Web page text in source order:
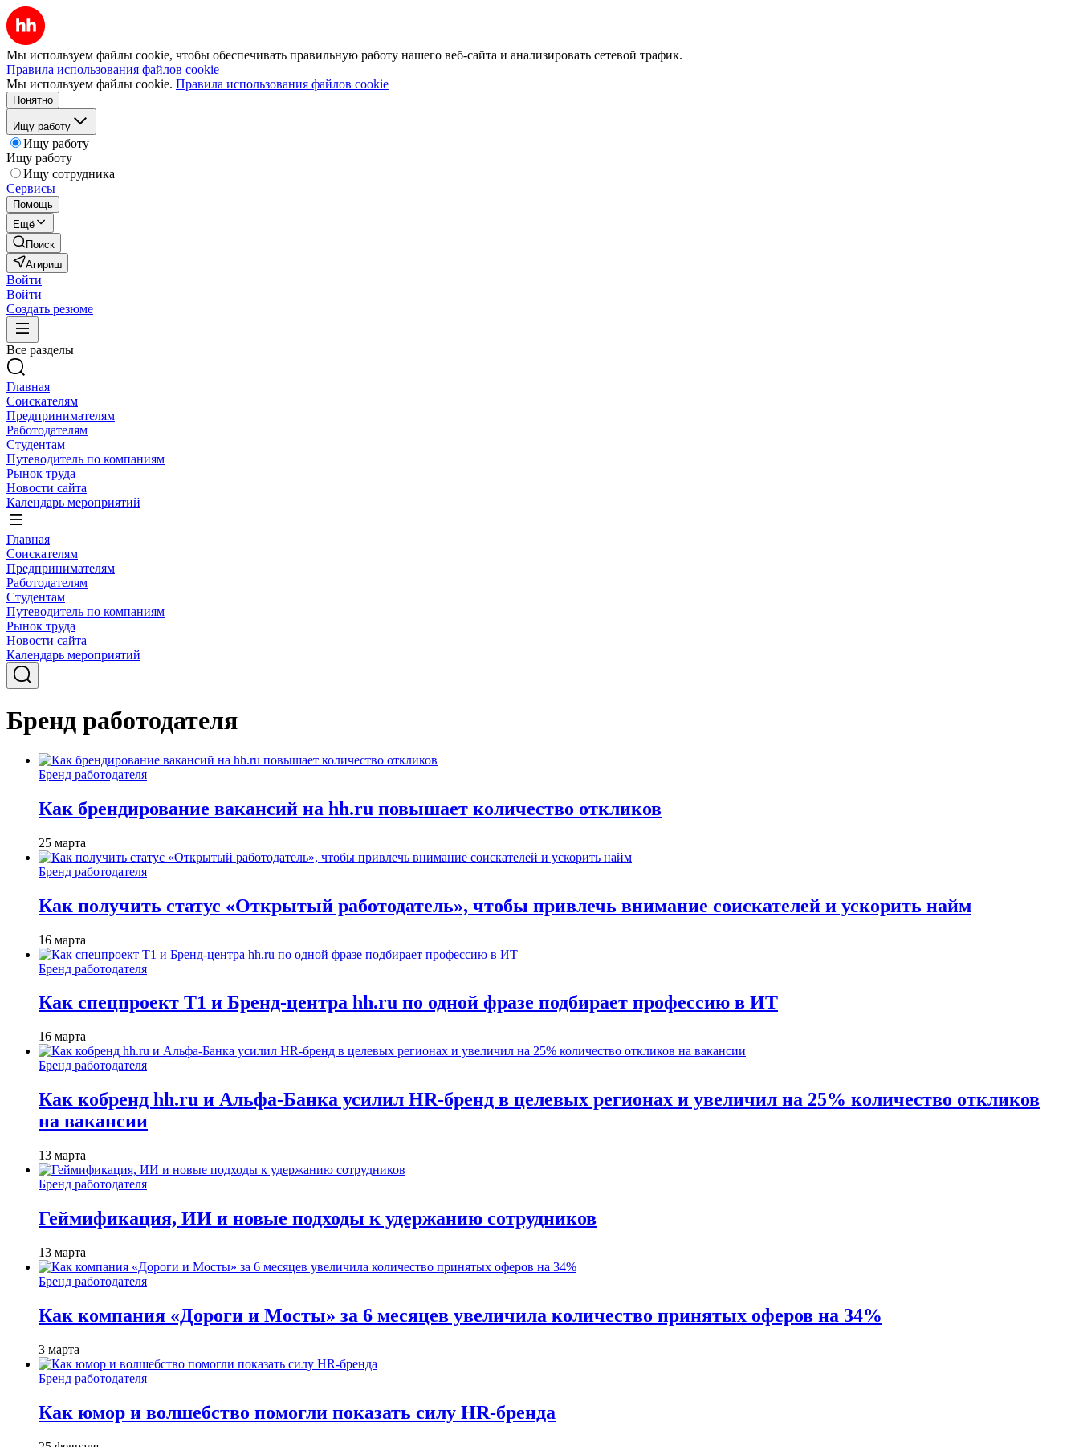
Мы используем файлы cookie, чтобы обеспечивать правильную работу нашего веб-сайта и анализировать сетевой трафик.
Правила использования файлов cookie
Мы используем файлы cookie. Правила использования файлов cookie
Понятно
Ищу работу
Ищу работу
Ищу работу
Ищу сотрудника
Сервисы
Помощь
Ещё
Поиск
Агириш
Войти
Войти
Создать резюме
Все разделы
Главная
Соискателям
Предпринимателям
Работодателям
Студентам
Путеводитель по компаниям
Рынок труда
Новости сайта
Календарь мероприятий
Главная
Соискателям
Предпринимателям
Работодателям
Студентам
Путеводитель по компаниям
Рынок труда
Новости сайта
Календарь мероприятий
Бренд работодателя
Бренд работодателя
Как брендирование вакансий на hh.ru повышает количество откликов
25 марта
Бренд работодателя
Как получить статус «Открытый работодатель», чтобы привлечь внимание соискателей и ускорить найм
16 марта
Бренд работодателя
Как спецпроект T1 и Бренд-центра hh.ru по одной фразе подбирает профессию в ИТ
16 марта
Бренд работодателя
Как кобренд hh.ru и Альфа-Банка усилил HR-бренд в целевых регионах и увеличил на 25% количество откликов
на вакансии
13 марта
Бренд работодателя
Геймификация, ИИ и новые подходы к удержанию сотрудников
13 марта
Бренд работодателя
Как компания «Дороги и Мосты» за 6 месяцев увеличила количество принятых оферов на 34%
3 марта
Бренд работодателя
Как юмор и волшебство помогли показать силу HR-бренда